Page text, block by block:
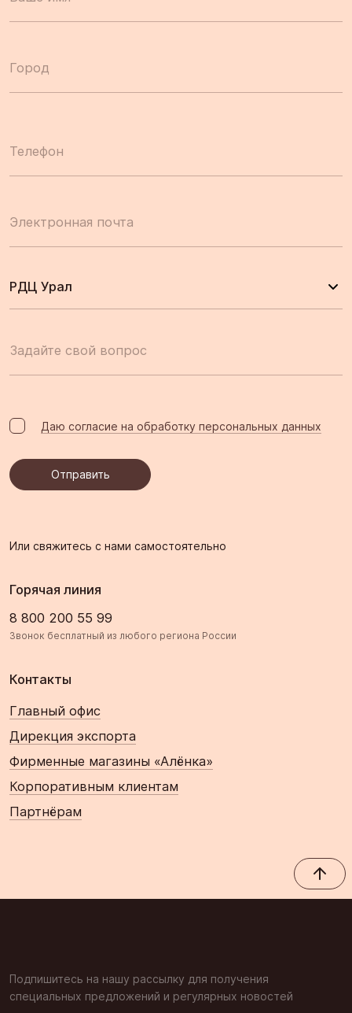
Город
Телефон
Электронная почта
РДЦ Урал
Задайте свой вопрос
Даю согласие на обработку персональных данных
Отправить
Или свяжитесь с нами самостоятельно
Горячая линия
8 800 200 55 99
Звонок бесплатный из любого региона России
Контакты
Главный офис
Дирекция экспорта
Фирменные магазины «Алёнка»
Корпоративным клиентам
Партнёрам
Подпишитесь на нашу рассылку для получения
специальных предложений и регулярных новостей